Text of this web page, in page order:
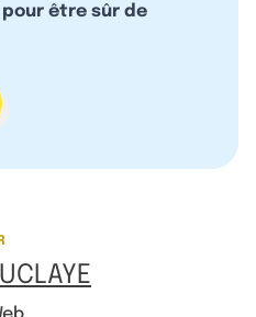
pour être sûr de